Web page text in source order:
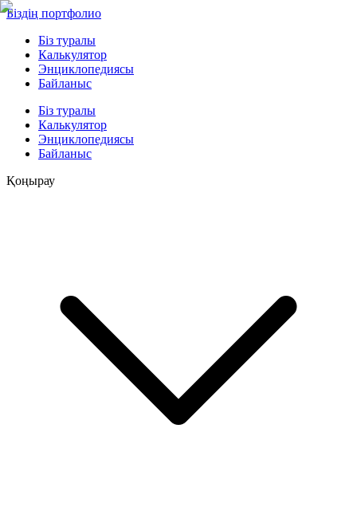
Біздің портфолио
Біз туралы
Калькулятор
Энциклопедиясы
Байланыс
Біз туралы
Калькулятор
Энциклопедиясы
Байланыс
Қоңырау